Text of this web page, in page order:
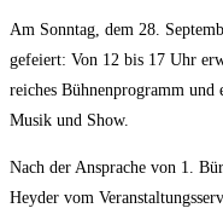
Am Sonn­tag, dem 28.
gefei­ert: Von 12 bis 17 Uhr
rei­ches Büh­nen­pro­gramm
Musik und Show.
Nach der Anspra­che von 1.
Heyder vom